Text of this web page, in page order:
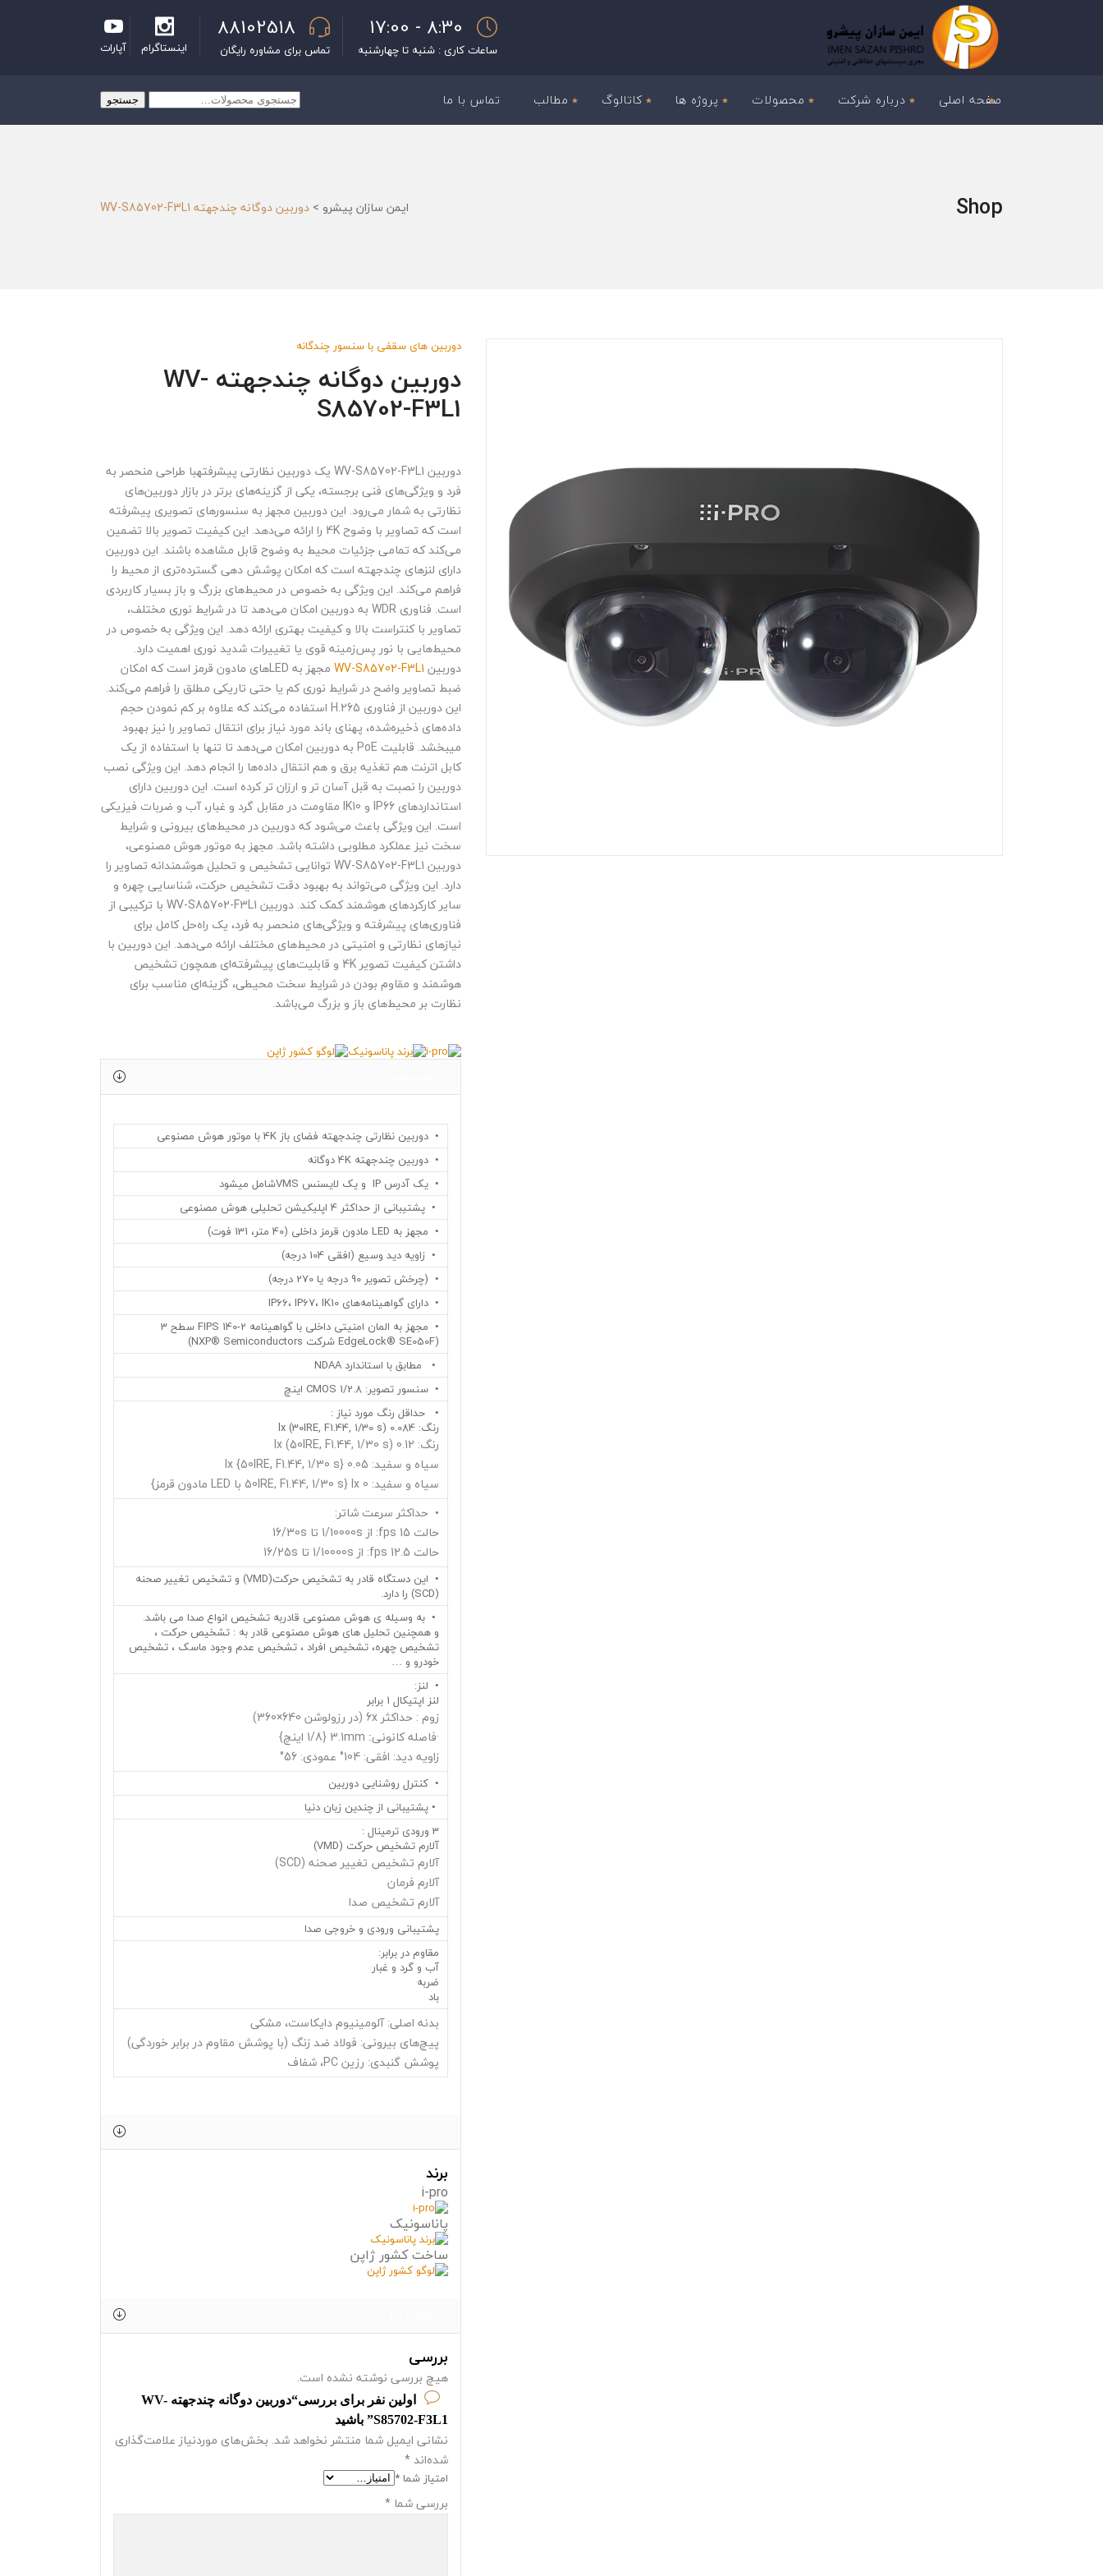
8:30 - 17:00
ساعات کاری : شنبه تا چهارشنبه
88102518
تماس برای مشاوره رایگان اینستاگرام آپارات
صفحه اصلی درباره شرکت محصولات پروژه ها کاتالوگ مطالب تماس با ما
جستجو
برای:
جستجو
Shop ایمن سازان پیشرو > دوربین دوگانه چندجهته WV-S85702-F3L1
دوربین های سقفی با سنسور چندگانه
دوربین دوگانه چندجهته WV-
S85702-F3L1
دوربین WV-S85702-F3L1 یک دوربین نظارتی پیشرفتهبا طراحی منحصر به
فرد و ویژگی‌های فنی برجسته، یکی از گزینه‌های برتر در بازار دوربین‌های
نظارتی به شمار می‌رود. این دوربین مجهز به سنسورهای تصویری پیشرفته
است که تصاویر با وضوح 4K را ارائه می‌دهد. این کیفیت تصویر بالا تضمین
می‌کند که تمامی جزئیات محیط به وضوح قابل مشاهده باشند. این دوربین
دارای لنز‌های چندجهته است که امکان پوشش دهی گسترده‌تری از محیط را
فراهم می‌کند. این ویژگی به خصوص در محیط‌های بزرگ و باز بسیار کاربردی
است. فناوری WDR به دوربین امکان می‌دهد تا در شرایط نوری مختلف،
تصاویر با کنتراست بالا و کیفیت بهتری ارائه دهد. این ویژگی به خصوص در
محیط‌هایی با نور پس‌زمینه قوی یا تغییرات شدید نوری اهمیت دارد.
دوربین
مجهز به LED‌های مادون قرمز است که امکان
ضبط تصاویر واضح در شرایط نوری کم یا حتی تاریکی مطلق را فراهم می‌کند.
این دوربین از فناوری H.265 استفاده می‌کند که علاوه بر کم نمودن حجم
داده‌های ذخیره‌شده، پهنای باند مورد نیاز برای انتقال تصاویر را نیز بهبود
میبخشد. قابلیت PoE به دوربین امکان می‌دهد تا تنها با استفاده از یک
کابل اترنت هم تغذیه برق و هم انتقال داده‌ها را انجام دهد. این ویژگی نصب
دوربین را نصبت به قبل آسان تر و ارزان تر کرده است. این دوربین دارای
استانداردهای IP66 و IK10 مقاومت در مقابل گرد و غبار، آب و ضربات فیزیکی
است. این ویژگی باعث می‌شود که دوربین در محیط‌های بیرونی و شرایط
سخت نیز عملکرد مطلوبی داشته باشد. مجهز به موتور هوش مصنوعی،
دوربین WV-S85702-F3L1 توانایی تشخیص و تحلیل هوشمندانه تصاویر را
دارد. این ویژگی می‌تواند به بهبود دقت تشخیص حرکت، شناسایی چهره و
سایر کارکردهای هوشمند کمک کند. دوربین WV-S85702-F3L1 با ترکیبی از
فناوری‌های پیشرفته و ویژگی‌های منحصر به فرد، یک راه‌حل کامل برای
نیازهای نظارتی و امنیتی در محیط‌های مختلف ارائه می‌دهد. این دوربین با
داشتن کیفیت تصویر 4K و قابلیت‌های پیشرفته‌ای همچون تشخیص
هوشمند و مقاوم بودن در شرایط سخت محیطی، گزینه‌ای مناسب برای
نظارت بر محیط‌های باز و بزرگ می‌باشد.
• دوربین نظارتی چندجهته فضای باز 4K با موتور هوش مصنوعی
• دوربین چندجهته 4K دوگانه
• یک آدرس IP و یک لایسنس VMSشامل میشود
• پشتیبانی از حداکثر 4 اپلیکیشن تحلیلی هوش مصنوعی
• مجهز به LED مادون قرمز داخلی (40 متر، 131 فوت)
• زاویه دید وسیع (افقی 104 درجه)
• (چرخش تصویر 90 درجه یا 270 درجه)
• دارای گواهینامه‌های IP66، IP67، IK10
• مجهز به المان امنیتی داخلی با گواهینامه FIPS 140-2 سطح 3
(EdgeLock® SE050F شرکت NXP® Semiconductors)
• مطابق با استاندارد NDAA
• سنسور تصویر: CMOS 1/2.8 اینچ
• حداقل رنگ مورد نیاز :
رنگ: 0.084 lx (30IRE, F1.44, 1/30 s)
رنگ: 0.12 lx (50IRE, F1.44, 1/30 s)
سیاه و سفید: 0.05 lx {50IRE, F1.44, 1/30 s}
سیاه و سفید: 0 lx {50IRE, F1.44, 1/30 s با LED مادون قرمز}
• حداکثر سرعت شاتر:
حالت 15 fps: از 1/10000s تا 16/30s
حالت 12.5 fps: از 1/10000s تا 16/25s
• این دستگاه قادر به تشخیص حرکت(VMD) و تشخیص تغییر صحنه
(SCD) را دارد.
• به وسیله ی هوش مصنوعی قادربه تشخیص انواع صدا می باشد.
و همچنین تحلیل های هوش مصنوعی قادر به : تشخیص حرکت ،
تشخیص چهره، تشخیص افراد ، تشخیص عدم وجود ماسک ، تشخیص
خودرو و …
• لنز:
لنز اپتیکال 1 برابر
زوم : حداکثر 6x (در رزولوشن 640×360)
·فاصلهکانونی:
زاویه دید: افقی: 104° عمودی: 56°
• کنترل روشنایی دوربین
• پشتیبانی از چندین زبان دنیا
3 ورودی ترمینال :
آلارم تشخیص حرکت (VMD)
آلارم تشخیص تغییر صحنه (SCD)
آلارم فرمان
آلارم تشخیص صدا
پشتیبانی ورودی و خروجی صدا
مقاوم در برابر:
آب و گرد و غبار
ضربه
باد
بدنه اصلی: آلومینیوم دایکاست، مشکی
پیچ‌های بیرونی: فولاد ضد زنگ (با پوشش مقاوم در برابر خوردگی)
پوشش گنبدی: رزین PC، شفاف
برند
i-pro
پاناسونیک
ساخت کشور ژاپن
بررسی
هیچ بررسی نوشته نشده است.
اولین نفر برای بررسی“دوربین دوگانه چندجهته WV-
S85702-F3L1” باشید
نشانی ایمیل شما منتشر نخواهد شد. بخش‌های موردنیاز علامت‌گذاری
شده‌اند*
امتیاز شما *
بررسی شما *